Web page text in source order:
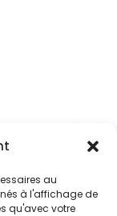
au
à l'affichage de
qu'avec votre
de